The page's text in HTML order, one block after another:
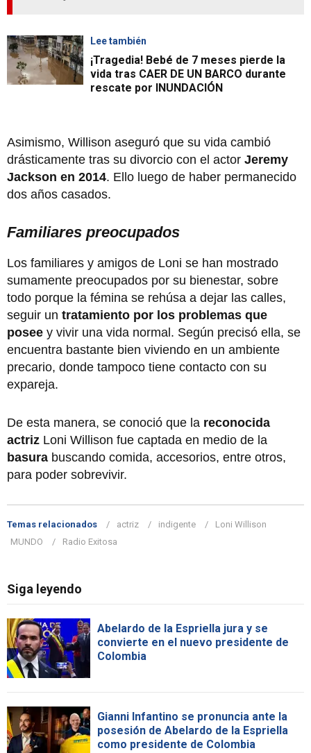
Lee también
¡Tragedia! Bebé de 7 meses pierde la
vida tras CAER DE UN BARCO durante
rescate por INUNDACIÓN
Asimismo, Willison aseguró que su vida cambió
drásticamente tras su divorcio con el actor Jeremy
Jackson en 2014. Ello luego de haber permanecido
dos años casados.
Familiares preocupados
Los familiares y amigos de Loni se han mostrado
sumamente preocupados por su bienestar, sobre
todo porque la fémina se rehúsa a dejar las calles,
seguir un tratamiento por los problemas que
posee y vivir una vida normal. Según precisó ella, se
encuentra bastante bien viviendo en un ambiente
precario, donde tampoco tiene contacto con su
expareja.
De esta manera, se conoció que la reconocida
actriz Loni Willison fue captada en medio de la
basura buscando comida, accesorios, entre otros,
para poder sobrevivir.
Temas relacionados actriz indigente
Loni Willison
MUNDO
Radio Exitosa
Siga leyendo
Abelardo de la Espriella jura y se
convierte en el nuevo presidente de
Colombia
Gianni Infantino se pronuncia ante la
posesión de Abelardo de la Espriella
como presidente de Colombia